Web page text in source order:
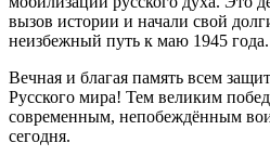
вызов истории и начали свой
неизбежный путь к маю 1945 года.
Вечная и благая память всем
Русского мира! Тем великим
современным, непобеждённым
сегодня.